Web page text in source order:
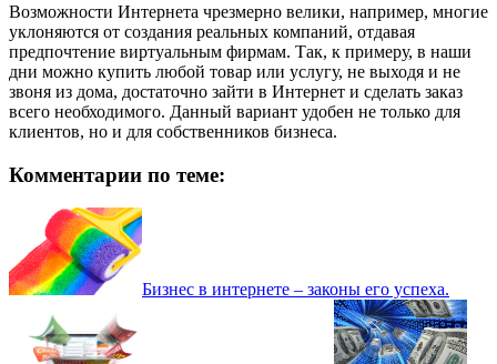
Возможности Интернета чрезмерно велики, например, многие
уклоняются от создания реальных компаний, отдавая
предпочтение виртуальным фирмам. Так, к примеру, в наши
дни можно купить любой товар или услугу, не выходя и не
звоня из дома, достаточно зайти в Интернет и сделать заказ
всего необходимого. Данный вариант удобен не только для
клиентов, но и для собственников бизнеса.
Комментарии по теме:
Бизнес в интернете – законы его успеха.